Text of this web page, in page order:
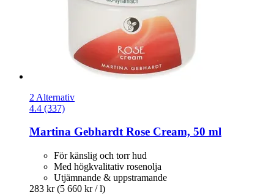
2 Alternativ
4.4 (337)
Martina GebhardtRose Cream, 50 ml
För känslig och torr hud
Med högkvalitativ rosenolja
Utjämnande & uppstramande
283 kr (5 660 kr / l)